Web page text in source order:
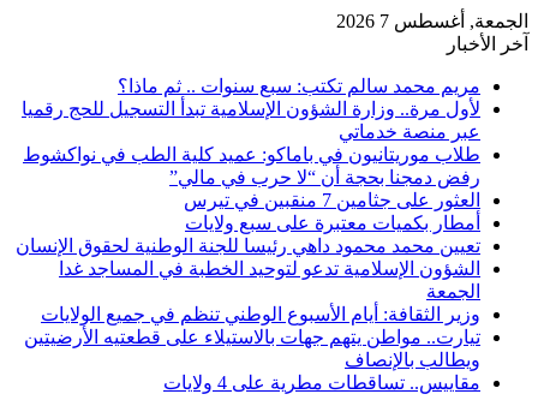
الجمعة, أغسطس 7 2026
آخر الأخبار
مريم محمد سالم تكتب: سبع سنوات .. ثم ماذا؟
لأول مرة.. وزارة الشؤون الإسلامية تبدأ التسجيل للحج رقميا
عبر منصة خدماتي
طلاب موريتانيون في باماكو: عميد كلية الطب في نواكشوط
رفض دمجنا بحجة أن “لا حرب في مالي”
العثور على جثامين 7 منقبين في تيرس
أمطار بكميات معتبرة على سبع ولايات
تعيين محمد محمود داهي رئيسا للجنة الوطنية لحقوق الإنسان
الشؤون الإسلامية تدعو لتوحيد الخطبة في المساجد غدا
الجمعة
وزير الثقافة: أيام الأسبوع الوطني تنظم في جميع الولايات
تيارت.. مواطن يتهم جهات بالاستيلاء على قطعتيه الأرضيتين
ويطالب بالإنصاف
مقاييس.. تساقطات مطرية على 4 ولايات